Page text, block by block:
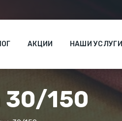
АКЦИИ НАШИ УСЛУГИ
30/150